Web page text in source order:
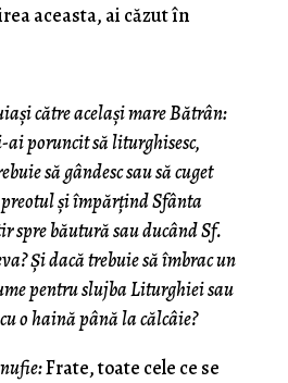
aceasta, ai căzut în
către acelaşi mare Bătrân:
poruncit să liturghisesc,
să gândesc sau să cuget
şi împărţind Sfânta
spre băutură sau ducând Sf.
Şi dacă trebuie să îmbrac un
pentru slujba Liturghiei sau
o haină până la călcâie?
Frate, toate cele ce se